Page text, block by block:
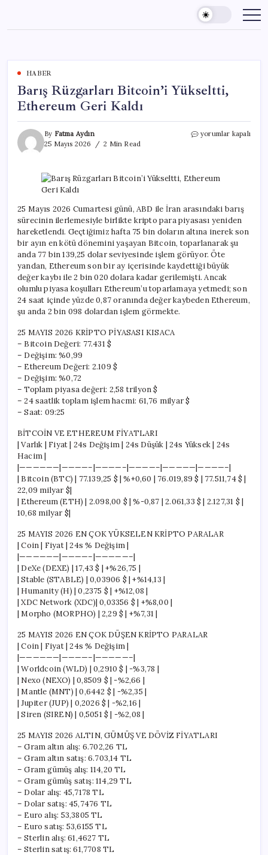
content
HABER
Barış Rüzgarları Bitcoin’i Yükseltti,
Ethereum Geri Kaldı
By Fatma Aydın
25 Mayıs 2026
2 Min Read
Barış
Geri
için
yorumlar kapalı
25 Mayıs 2026 Cumartesi günü, ABD ile İran arasındaki barış
sürecinin ilerlemesiyle birlikte kripto para piyasası yeniden
hareketlendi. Geçtiğimiz hafta 75 bin doların altına inerek son
bir ayın en kötü dönemini yaşayan Bitcoin, toparlanarak şu
anda 77 bin 139,25 dolar seviyesinde işlem görüyor. Öte
yandan, Ethereum son bir ay içerisinde kaydettiği büyük
değer kaybı ile 2 bin 020 dolara kadar gerilemişti. Ancak
olumlu piyasa koşulları Ethereum’u toparlamaya yetmedi; son
24 saat içinde yüzde 0,87 oranında değer kaybeden Ethereum,
şu anda 2 bin 098 dolardan işlem görmekte.
25 MAYIS 2026 KRİPTO PİYASASI KISACA
– Bitcoin Değeri: 77.431 $
– Değişim: %0,99
– Ethereum Değeri: 2.109 $
– Değişim: %0,72
– Toplam piyasa değeri: 2,58 trilyon $
– 24 saatlik toplam işlem hacmi: 61,76 milyar $
– Saat: 09:25
BİTCOİN VE ETHEREUM FİYATLARI
| Varlık | Fiyat | 24s Değişim | 24s Düşük | 24s Yüksek | 24s
Hacim |
|——————|————–|————–|————–|—————|————–|
| Bitcoin (BTC) | 77.139,25 $ | %+0,60 | 76.019,89 $ | 77.511,74 $ |
22,09 milyar $|
| Ethereum (ETH) | 2.098,00 $ | %-0,87 | 2.061,33 $ | 2.127,31 $ |
10,68 milyar $|
25 MAYIS 2026 EN ÇOK YÜKSELEN KRİPTO PARALAR
| Coin | Fiyat | 24s % Değişim |
|——————|————–|—————–|
| DeXe (DEXE) | 17,43 $ | +%26,75 |
| Stable (STABLE) | 0,03906 $ | +%14,13 |
| Humanity (H) | 0,2375 $ | +%12,08 |
| XDC Network (XDC)| 0,03356 $ | +%8,00 |
| Morpho (MORPHO) | 2,29 $ | +%7,31 |
25 MAYIS 2026 EN ÇOK DÜŞEN KRİPTO PARALAR
| Coin | Fiyat | 24s % Değişim |
|——————|————–|—————–|
| Worldcoin (WLD) | 0,2910 $ | -%3,78 |
| Nexo (NEXO) | 0,8509 $ | -%2,66 |
| Mantle (MNT) | 0,6442 $ | -%2,35 |
| Jupiter (JUP) | 0,2026 $ | -%2,16 |
| Siren (SIREN) | 0,5051 $ | -%2,08 |
25 MAYIS 2026 ALTIN, GÜMÜŞ VE DÖVİZ FİYATLARI
– Gram altın alış: 6.702,26 TL
– Gram altın satış: 6.703,14 TL
– Gram gümüş alış: 114,20 TL
– Gram gümüş satış: 114,29 TL
– Dolar alış: 45,7178 TL
– Dolar satış: 45,7476 TL
– Euro alış: 53,3805 TL
– Euro satış: 53,6155 TL
– Sterlin alış: 61,4627 TL
– Sterlin satış: 61,7708 TL